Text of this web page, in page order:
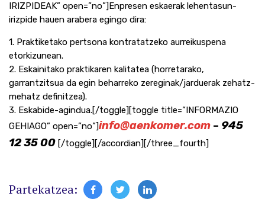
IRIZPIDEAK” open=”no”]Enpresen eskaerak lehentasun-
irizpide hauen arabera egingo dira:
1. Praktiketako pertsona kontratatzeko aurreikuspena
etorkizunean.
2. Eskainitako praktikaren kalitatea (horretarako,
garrantzitsua da egin beharreko zereginak/jarduerak zehatz-
mehatz definitzea).
3. Eskabide-agindua.[/toggle][toggle title=”INFORMAZIO
GEHIAGO” open=”no”]info@aenkomer.com – 945
12 35 00 [/toggle][/accordian][/three_fourth]
Partekatzea: